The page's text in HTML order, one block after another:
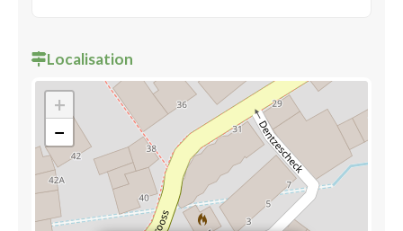
Localisation
+
−